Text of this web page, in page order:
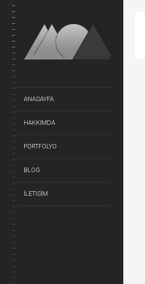
ANASAYFA
HAKKIMDA
PORTFOLYO
BLOG
ILETISIM